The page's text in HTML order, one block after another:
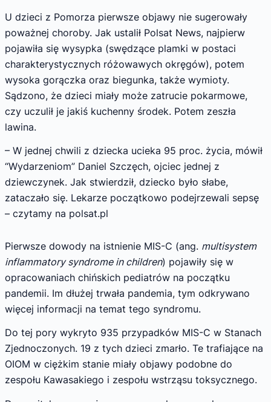
U dzieci z Pomorza pierwsze objawy nie sugerowały
poważnej choroby. Jak ustalił Polsat News, najpierw
pojawiła się wysypka (swędzące plamki w postaci
charakterystycznych różowawych okręgów), potem
wysoka gorączka oraz biegunka, także wymioty.
Sądzono, że dzieci miały może zatrucie pokarmowe,
czy uczulił je jakiś kuchenny środek. Potem zeszła
lawina.
– W jednej chwili z dziecka ucieka 95 proc. życia, mówił
“Wydarzeniom” Daniel Szczęch, ojciec jednej z
dziewczynek. Jak stwierdził, dziecko było słabe,
zataczało się. Lekarze początkowo podejrzewali sepsę
– czytamy na polsat.pl
Pierwsze dowody na istnienie MIS-C (ang. multisystem
inflammatory syndrome in children) pojawiły się w
opracowaniach chińskich pediatrów na początku
pandemii. Im dłużej trwała pandemia, tym odkrywano
więcej informacji na temat tego syndromu.
Do tej pory wykryto 935 przypadków MIS-C w Stanach
Zjednoczonych. 19 z tych dzieci zmarło. Te trafiające na
OIOM w ciężkim stanie miały objawy podobne do
zespołu Kawasakiego i zespołu wstrząsu toksycznego.